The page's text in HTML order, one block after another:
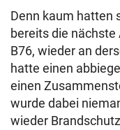
Denn kaum hatten
bereits die
B76, wieder an
hatte einen
einen
wurde dabei
wieder